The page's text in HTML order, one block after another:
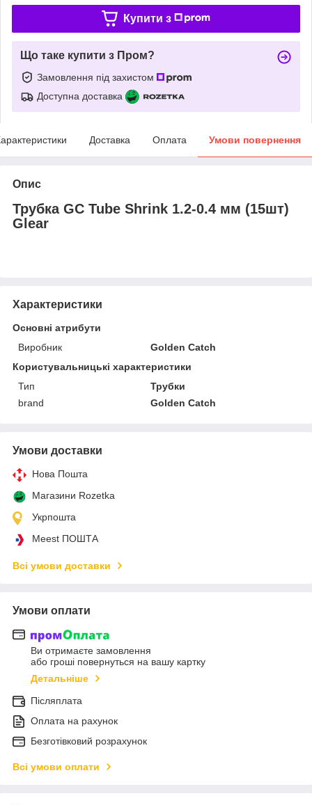
Купити з
Що таке купити з Пром?
Замовлення під захистом
Доступна доставка
Доставка Оплата Умови повернення
Опис
Трубка GC Tube Shrink 1.2-0.4 мм (15шт)
Glear
Характеристики
Основні атрибути
Виробник
Golden Catch
Користувальницькі характеристики
Тип
Трубки
brand
Golden Catch
Умови доставки
Нова Пошта
Магазини Rozetka
Укрпошта
Meest ПОШТА
Всі умови доставки
Умови оплати
Ви отримаєте замовлення
або гроші повернуться на вашу картку
Детальніше
Післяплата
Оплата на рахунок
Безготівковий розрахунок
Всі умови оплати